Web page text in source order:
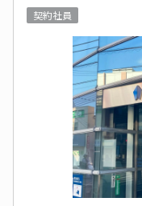
契約社員